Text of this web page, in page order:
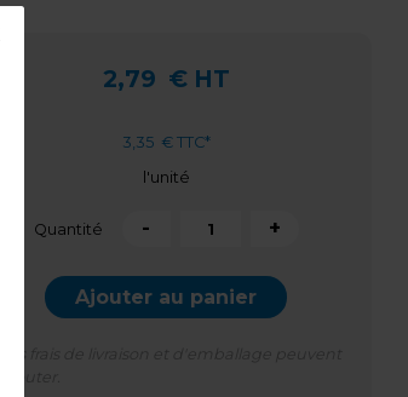
2,79 € HT
3,35 € TTC*
l'unité
Quantité - +
Ajouter au panier